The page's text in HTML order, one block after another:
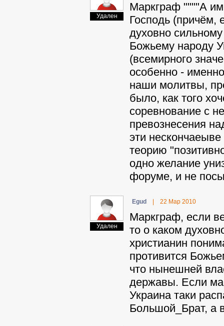
Удален
Mapкгpaф """"А
Господь (причём,
духовно
Божьему
(всемирного
особенно -
наши молитвы,
было, как того
соревнование с
превознесения
эти
теорию
одно желание
форуме, и не
Удален
Egud 22 Мар 2010
Mapкгpaф, если
то о каком
христианин
противится
что нынешней
державы. Если
Украина таки
Бoльшoй_Бpaт, а